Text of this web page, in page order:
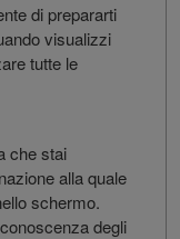
di prepararti
visualizzi
tutte le
che stai
alla quale
schermo.
degli